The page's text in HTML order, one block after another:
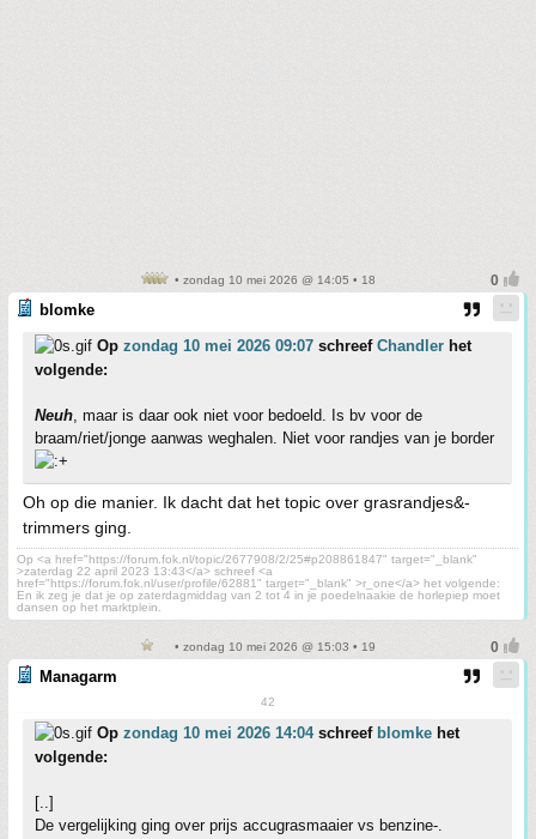
• zondag 10 mei 2026 @ 14:05 • 18
blomke
Op zondag 10 mei 2026 09:07 schreef Chandler het
volgende:
Neuh , maar is daar ook niet voor bedoeld. Is bv voor de
braam/riet/jonge aanwas weghalen. Niet voor randjes van je border
Oh op die manier. Ik dacht dat het topic over grasrandjes&-
trimmers ging.
Op <a href="https://forum.fok.nl/topic/2677908/2/25#p208861847" target="_blank"
>zaterdag 22 april 2023 13:43</a> schreef <a
href="https://forum.fok.nl/user/profile/62881" target="_blank" >r_one</a> het volgende:
En ik zeg je dat je op zaterdagmiddag van 2 tot 4 in je poedelnaakie de horlepiep moet
dansen op het marktplein.
• zondag 10 mei 2026 @ 15:03 • 19
Managarm
42
Op zondag 10 mei 2026 14:04schreef blomke het
volgende:
[..]
De vergelijking ging over prijs accugrasmaaier vs benzine-.